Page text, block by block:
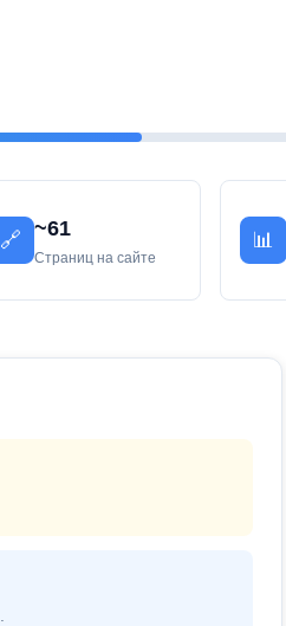
🔗
~61
Страниц на сайте
📊